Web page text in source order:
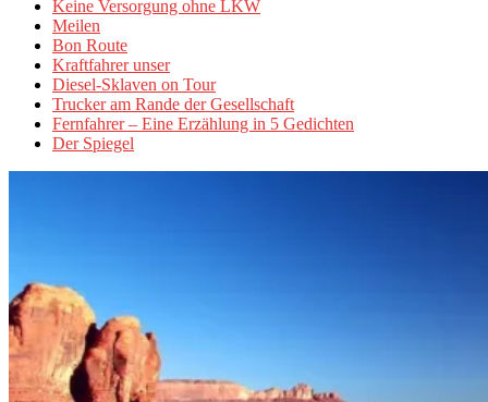
Keine Versorgung ohne LKW
Meilen
Bon Route
Kraftfahrer unser
Diesel-Sklaven on Tour
Trucker am Rande der Gesellschaft
Fernfahrer – Eine Erzählung in 5 Gedichten
Der Spiegel